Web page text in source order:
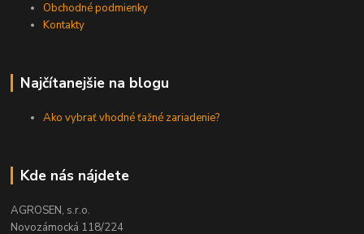
Obchodné podmienky
Kontakty
Najčítanejšie na blogu
Ako vybrať vhodné ťažné zariadenie?
Kde nás nájdete
AGROSEN, s.r.o.
Novozámocká 118/224